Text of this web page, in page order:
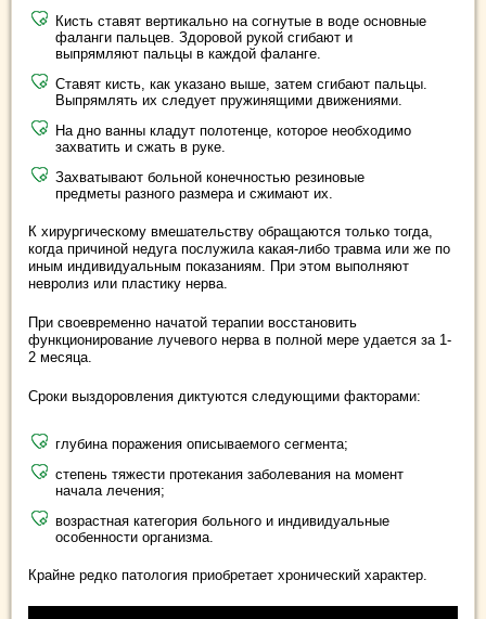
Кисть ставят вертикально на согнутые в воде основные
фаланги пальцев. Здоровой рукой сгибают и
выпрямляют пальцы в каждой фаланге.
Ставят кисть, как указано выше, затем сгибают пальцы.
Выпрямлять их следует пружинящими движениями.
На дно ванны кладут полотенце, которое необходимо
захватить и сжать в руке.
Захватывают больной конечностью резиновые
предметы разного размера и сжимают их.
К хирургическому вмешательству обращаются только тогда,
когда причиной недуга послужила какая-либо травма или же по
иным индивидуальным показаниям. При этом выполняют
невролиз или пластику нерва.
При своевременно начатой терапии восстановить
функционирование лучевого нерва в полной мере удается за 1-
2 месяца.
Сроки выздоровления диктуются следующими факторами:
глубина поражения описываемого сегмента;
степень тяжести протекания заболевания на момент
начала лечения;
возрастная категория больного и индивидуальные
особенности организма.
Крайне редко патология приобретает хронический характер.